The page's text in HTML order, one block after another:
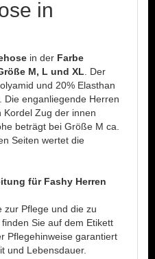
in
in der Farbe
M, L und XL . Der
und 20% Elasthan
Die enganliegende Herren
Kordel Zug der innen
beträgt bei Größe M ca.
Seiten wertet die
für Fashy Herren
zur Pflege und die zu
Sie auf dem Etikett
Pflegehinweise garantiert
und Lebensdauer.